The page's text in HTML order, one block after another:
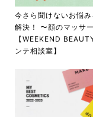
今さら聞けないお悩み
解決！ 〜顔のマッサ
【WEEKEND
ンテ相談室】